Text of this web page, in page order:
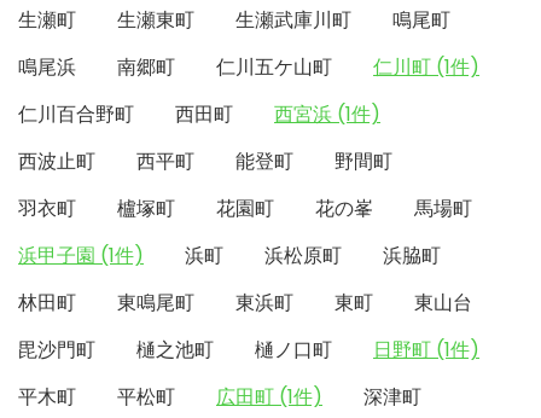
生瀬町
生瀬東町 生瀬武庫川町
鳴尾町
鳴尾浜
南郷町 仁川五ケ山町
仁川町 (1件)
仁川百合野町
西田町
西宮浜 (1件)
西波止町
西平町 能登町
野間町
羽衣町
櫨塚町 花園町 花の峯
馬場町
浜甲子園 (1件)
浜町 浜松原町
浜脇町
林田町
東鳴尾町 東浜町 東町
東山台
毘沙門町
樋之池町 樋ノ口町
日野町 (1件)
平木町
平松町 広田町 (1件)
深津町